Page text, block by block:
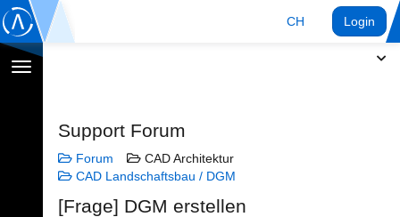
CH Login
Navigation
Support Forum
Forum
CAD Architektur
CAD Landschaftsbau / DGM
[Frage] DGM erstellen